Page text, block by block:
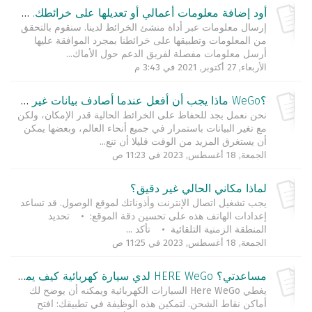
أود إضافة معلومات أعمالي أو تعديلها على خرائطك. كيف يجب أن أتابع؟
إرسال معلومات عبر أداة منشئ الخرائط لدينا. سنقوم بالتحقق
من المعلومات وتطبيقها على خرائطنا بمجرد الموافقة عليها
أرسل معلومات مفصلة لفريق الدعم حول الأماك...
الأربعاء, 27 أكتوبر, 2021 في 3:43 م
؟WeGo ماذا يجب أن أفعل عندما أصادف بيانات غير دقيقة و/أو مفقودة على خرائط
نحن نعمل بجد للحفاظ على الخرائط الحالية قدر الإمكان، ولكن
مع تغير البيانات باستمرار في جميع أنحاء العالم، وبعضها يمكن
أن يستغرق المزيد من الوقت قليلا أن تنع...
الجمعة, 18 أغسطس, 2023 في 11:23 ص
لماذا مكاني الحالي غير دقيق؟
يجب تشغيل اتصال الإنترنت وأذوناتك لموقع الوصول. قد تساعد
إعدادات الهاتف هذه على تحسين دقة الموقع: • تحديد
المنطقة الزمنية التلقائية • تأكد ...
الجمعة, 18 أغسطس, 2023 في 11:25 ص
مساعدتي؟ HERE WeGo لدي سيارة كهربائية كيف يمكن
يغطي Here WeGo السيارات الكهربائية ويمكنه أن يوضح لك
أماكن نقاط الشحن. لتمكين هذه الوظيفة في تطبيقك: افتح